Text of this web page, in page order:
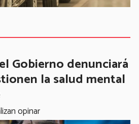
Gobierno denunciará
la salud mental
opinar